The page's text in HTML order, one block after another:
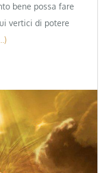
bene possa fare
vertici di potere